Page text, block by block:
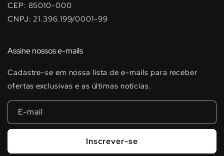
CEP: 85010-000
CNPJ: 21.396.199/0001-99
Assine nossos e-mails
Cadastre-se em nossa lista de e-mails para receber
ofertas exclusivas e as últimas notícias.
E-mail
Inscrever-se